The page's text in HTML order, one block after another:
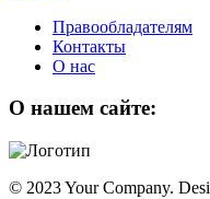
Правообладателям
Контакты
О нас
О нашем сайте:
© 2023 Your Company.